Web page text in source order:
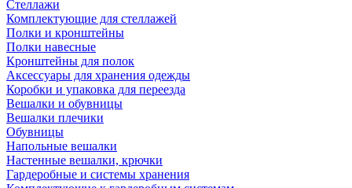
Стеллажи
Комплектующие для стеллажей
Полки и кронштейны
Полки навесные
Кронштейны для полок
Аксессуары для хранения одежды
Коробки и упаковка для переезда
Вешалки и обувницы
Вешалки плечики
Обувницы
Напольные вешалки
Настенные вешалки, крючки
Гардеробные и системы хранения